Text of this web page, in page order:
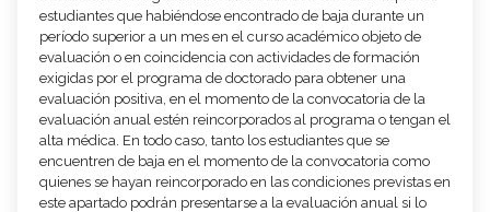
estudiantes que habiéndose encontrado de baja durante un
período superior a un mes en el curso académico objeto de
evaluación o en coincidencia con actividades de formación
exigidas por el programa de doctorado para obtener una
evaluación positiva, en el momento de la convocatoria de la
evaluación anual estén reincorporados al programa o tengan el
alta médica. En todo caso, tanto los estudiantes que se
encuentren de baja en el momento de la convocatoria como
quienes se hayan reincorporado en las condiciones previstas en
este apartado podrán presentarse a la evaluación anual si lo